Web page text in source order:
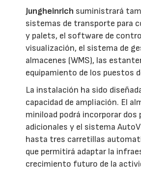
Jungheinrich suministrará
sistemas de transporte para
y palets, el software de
visualización, el sistema de
almacenes (WMS), las
equipamiento de los puestos
La instalación ha sido
capacidad de ampliación. El
miniload podrá incorporar dos
adicionales y el sistema
hasta tres carretillas
que permitirá adaptar la
crecimiento futuro de la